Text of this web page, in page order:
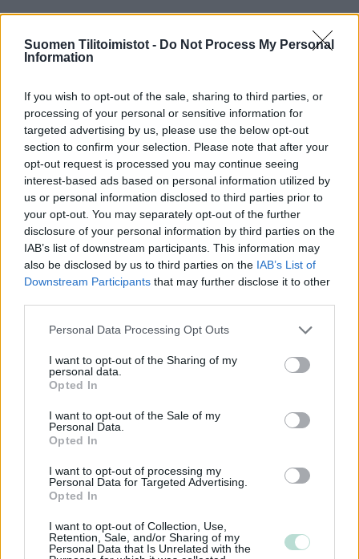
Suomen Tilitoimistot - Do Not Process My Personal
Information
If you wish to opt-out of the sale, sharing to third parties, or
processing of your personal or sensitive information for
targeted advertising by us, please use the below opt-out
section to confirm your selection. Please note that after your
opt-out request is processed you may continue seeing
interest-based ads based on personal information utilized by
us or personal information disclosed to third parties prior to
your opt-out. You may separately opt-out of the further
disclosure of your personal information by third parties on the
IAB’s list of downstream participants. This information may
also be disclosed by us to third parties on the IAB’s List of
Downstream Participants that may further disclose it to other
Please note that this website/app uses one or more Google
not limited to your visit or usage behaviour. You may click to
grant or deny consent to Google and its third-party tags to
use your data for below specified purposes in below Google
consent section.
Personal Data Processing Opt Outs
I want to opt-out of the Sharing of my
personal data.
Opted In
I want to opt-out of the Sale of my
Personal Data.
Opted In
I want to opt-out of processing my
Personal Data for Targeted Advertising.
Opted In
I want to opt-out of Collection, Use,
Retention, Sale, and/or Sharing of my
Personal Data that Is Unrelated with the
Yhtiömuodot
Julkinen osakeyhtiö
Asunto-osakeyhtiö
Osuuskunta
Kommandiittiyhtiö
Avoin yhtiö
Toiminimi
Järjestöt ja yhdistykset
Toimiala
Informaatio ja viestintä
Kansainvälisten organisaatioiden ja toimielinten
toiminta
Kuljetusliike­toiminta
Maa-, metsä- ja kalatalous
Majoitus- ja ravitsemistoiminta
Palveluliiketoiminta
Rakentaminen